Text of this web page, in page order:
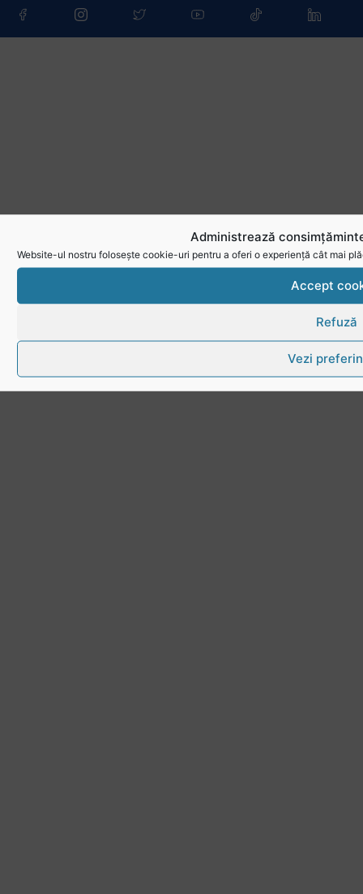
Administrează
Website-ul nostru folosește cookie-uri pentru a oferi o experiență cât mai
Accept
Refuză
Vezi